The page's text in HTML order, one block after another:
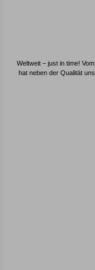
Weltweit – just in time!
hat neben der Qualität